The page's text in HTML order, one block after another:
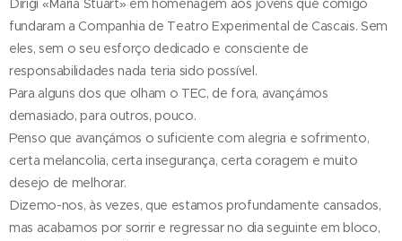
Dirigi «Maria Stuart» em homenagem aos jovens que comigo
fundaram a Companhia de Teatro Experimental de Cascais. Sem
eles, sem o seu esforço dedicado e consciente de
responsabilidades nada teria sido possível.
Para alguns dos que olham o TEC, de fora, avançámos
demasiado, para outros, pouco.
Penso que avançámos o suficiente com alegria e sofrimento,
certa melancolia, certa insegurança, certa coragem e muito
desejo de melhorar.
Dizemo-nos, às vezes, que estamos profundamente cansados,
mas acabamos por sorrir e regressar no dia seguinte em bloco,